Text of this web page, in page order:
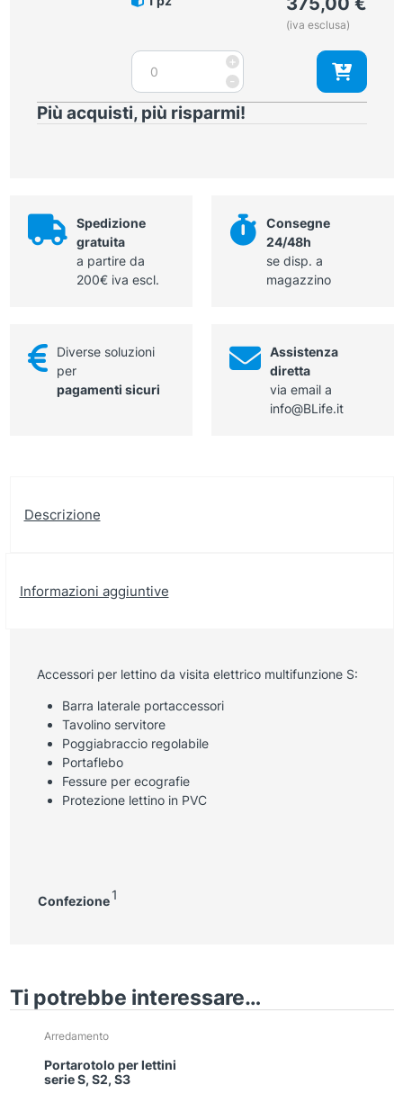
lettino
quantità
(iva esclusa)
-
Fessura
ecografie
per
+
Più acquisti, più risparmi!
Spedizione
gratuita
a partire da
200€ iva escl.
Consegne
24/48h
se disp. a
magazzino
Diverse soluzioni
per
pagamenti sicuri
Assistenza
diretta
via email a
info@BLife.it
Descrizione
Informazioni aggiuntive
Accessori per lettino da visita elettrico multifunzione S:
Barra laterale portaccessori
Tavolino servitore
Poggiabraccio regolabile
Portaflebo
Fessure per ecografie
Protezione lettino in PVC
Confezione 1
Ti potrebbe interessare…
Arredamento
Portarotolo per lettini
serie S, S2, S3